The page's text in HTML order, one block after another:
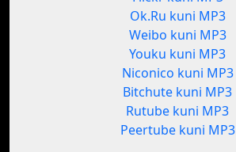
Ok.Ru kuni MP3
Weibo kuni MP3
Youku kuni MP3
Niconico kuni MP3
Bitchute kuni MP3
Rutube kuni MP3
Peertube kuni MP3